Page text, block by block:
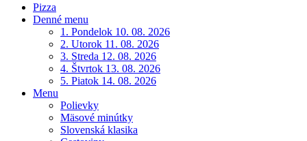
Pizza
Denné menu
1. Pondelok 10. 08. 2026
2. Utorok 11. 08. 2026
3. Streda 12. 08. 2026
4. Štvrtok 13. 08. 2026
5. Piatok 14. 08. 2026
Menu
Polievky
Mäsové minútky
Slovenská klasika